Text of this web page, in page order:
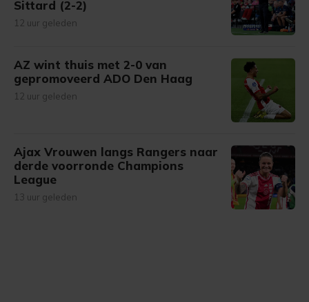
Sittard (2-2)
12 uur geleden
AZ wint thuis met 2-0 van
gepromoveerd ADO Den Haag
12 uur geleden
Ajax Vrouwen langs Rangers naar
derde voorronde Champions
League
13 uur geleden